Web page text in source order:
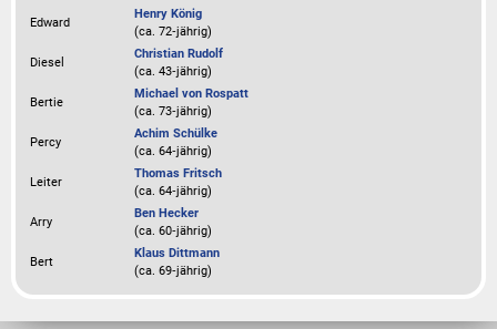
Edward
Henry König
(ca. 72‑jährig)
Diesel
Christian Rudolf
(ca. 43‑jährig)
Bertie
Michael von Rospatt
(ca. 73‑jährig)
Percy
Achim Schülke
(ca. 64‑jährig)
Leiter
Thomas Fritsch
(ca. 64‑jährig)
Arry
Ben Hecker
(ca. 60‑jährig)
Bert
Klaus Dittmann
(ca. 69‑jährig)